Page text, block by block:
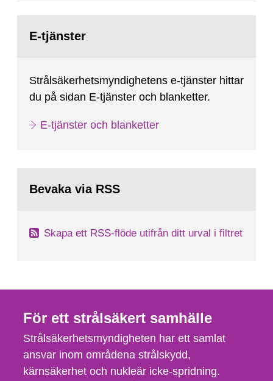
sida:E-tjänster
Strålsäkerhetsmyndighetens e-tjänster hittar
du på sidan E-tjänster och blanketter.
E-tjänster och blanketter
Bevaka via RSS
Skapa ett RSS-flöde utifrån ditt urval i filtret
För ett strålsäkert samhälle
Strålsäkerhetsmyndigheten har ett samlat
ansvar inom områdena strålskydd,
kärnsäkerhet och nukleär icke-spridning.